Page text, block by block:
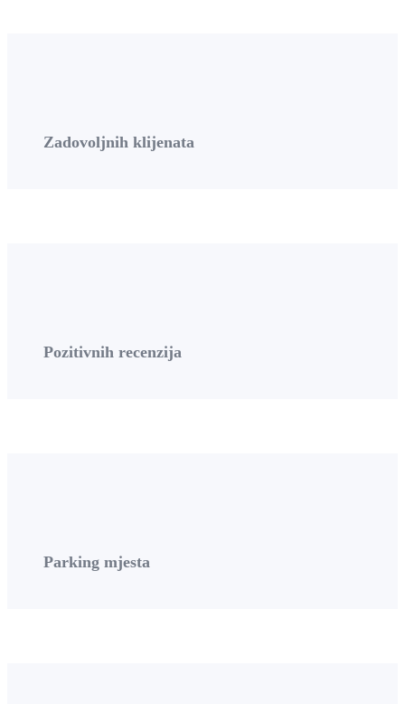
Zadovoljnih klijenata
Pozitivnih recenzija
Parking mjesta